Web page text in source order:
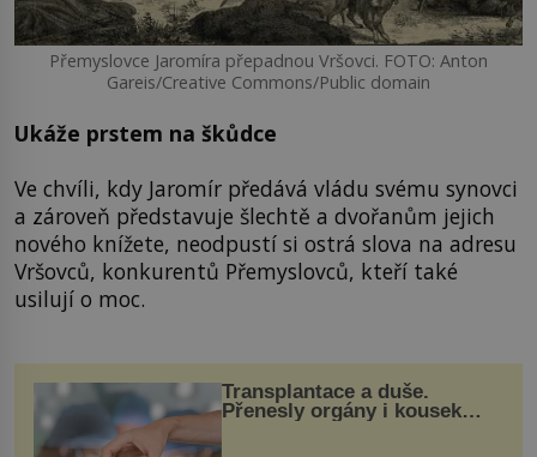
Přemyslovce Jaromíra přepadnou Vršovci. FOTO: Anton
Gareis/Creative Commons/Public domain
Ukáže prstem na škůdce
Ve chvíli, kdy Jaromír předává vládu svému synovci
a zároveň představuje šlechtě a dvořanům jejich
nového knížete, neodpustí si ostrá slova na adresu
Vršovců, konkurentů Přemyslovců, kteří také
usilují o moc.
Transplantace a duše.
Přenesly orgány i kousek